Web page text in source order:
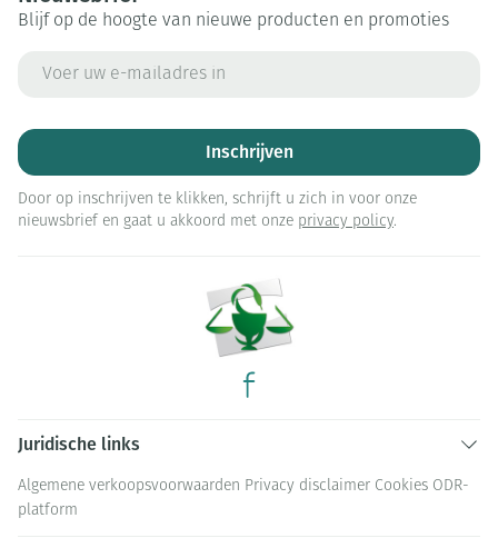
Blijf op de hoogte van nieuwe producten en promoties
Inschrijven
Door op inschrijven te klikken, schrijft u zich in voor onze
nieuwsbrief en gaat u akkoord met onze privacy policy.
Juridische links
Algemene verkoopsvoorwaarden Privacy disclaimer Cookies ODR-
platform